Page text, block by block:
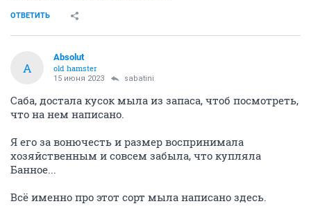
ОТВЕТИТЬ
A
Absolut
old hamster
15 июня 2023 sabatini
Саба, достала кусок мыла из запаса, чтоб посмотреть,
что на нем написано.
Я его за вонючесть и размер воспринимала
хозяйственным и совсем забыла, что купляла
Банное...
Всё именно про этот сорт мыла написано здесь.